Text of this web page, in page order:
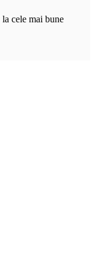
la cele mai bune